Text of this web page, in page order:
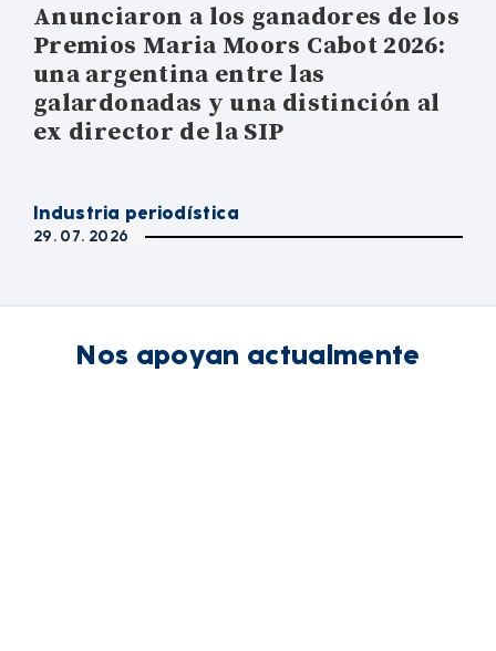
Anunciaron a los ganadores de los
Premios Maria Moors Cabot 2026:
una argentina entre las
galardonadas y una distinción al
ex director de la SIP
Industria periodística
29. 07. 2026
Nos apoyan actualmente